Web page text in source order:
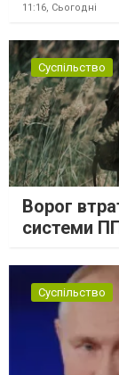
11:16, Сьогодні
Суспільство
Ворог
системи
Суспільство